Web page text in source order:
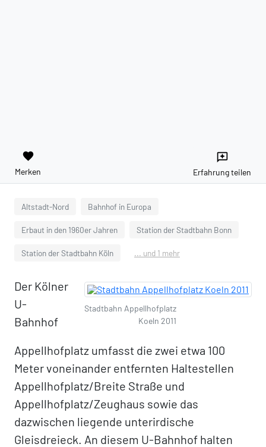
favorite
Merken
reviews
Erfahrung teilen
Altstadt-Nord Bahnhof in Europa
Erbaut in den 1960er Jahren Station der Stadtbahn Bonn
Station der Stadtbahn Köln ... und 1 mehr
Stadtbahn Appellhofplatz
Koeln 2011
Der Kölner
U-
Bahnhof
Appellhofplatz umfasst die zwei etwa 100
Meter voneinander entfernten Haltestellen
Appellhofplatz/Breite Straße und
Appellhofplatz/Zeughaus sowie das
dazwischen liegende unterirdische
Gleisdreieck. An diesem U-Bahnhof halten